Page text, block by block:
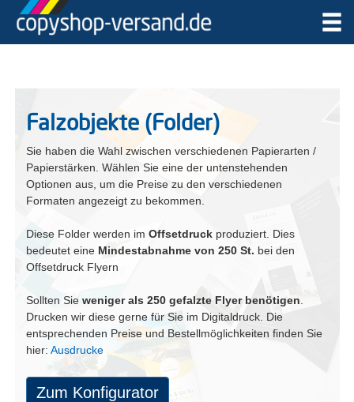
Falzobjekte (Folder)
Sie haben die Wahl zwischen verschiedenen Papierarten /
Papierstärken. Wählen Sie eine der untenstehenden
Optionen aus, um die Preise zu den verschiedenen
Formaten angezeigt zu bekommen.
Diese Folder werden im Offsetdruckproduziert. Dies
bedeutet eine Mindestabnahme von 250 St. bei den
Offsetdruck Flyern
Sollten Sie weniger als 250 gefalzte Flyer benötigen
Drucken wir diese gerne für Sie im Digitaldruck. Die
entsprechenden Preise und Bestellmöglichkeiten finden Sie
hier: Ausdrucke
Sie können optional im Bestellablauf die Falzungsart
auswählen.
Zum Konfigurator